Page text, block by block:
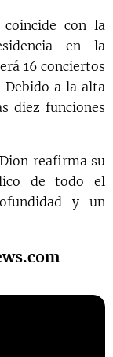
con la
en la
16 conciertos
Debido a la alta
diez funciones
reafirma su
de todo el
y un